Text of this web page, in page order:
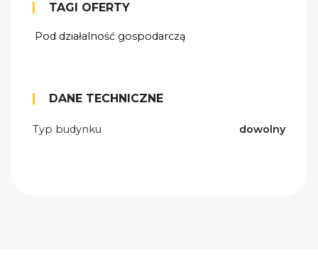
TAGI OFERTY
Pod działalność gospodarczą
DANE TECHNICZNE
Typ budynku dowolny